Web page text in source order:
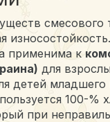
смесового
применима к
для
детей младшего
100-%
при